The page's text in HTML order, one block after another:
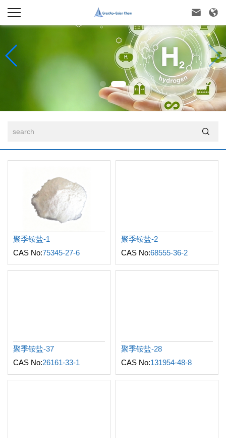
 

聚季铵盐-1
CAS No:75345-27-6
聚季铵盐-2
CAS No:68555-36-2
聚季铵盐-37
CAS No:26161-33-1
聚季铵盐-28
CAS No:131954-48-8